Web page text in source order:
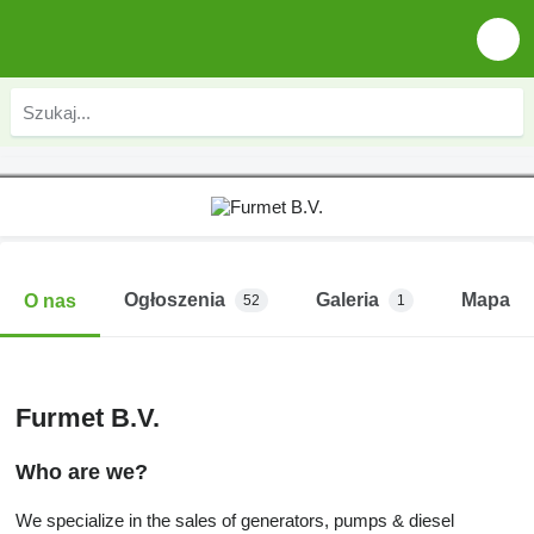
O nas Ogłoszenia 52 Galeria 1 Mapa
Furmet B.V.
Who are we?
We specialize in the sales of generators, pumps & diesel